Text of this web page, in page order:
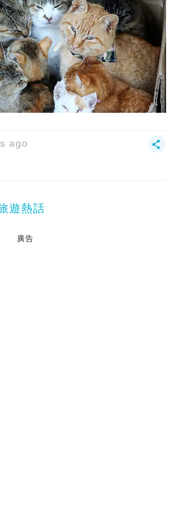
ago
遊熱話
廣告